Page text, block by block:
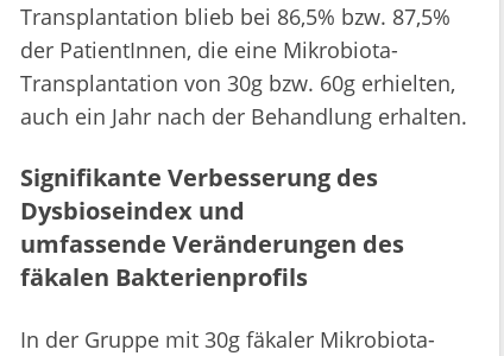
Transplantation blieb bei 86,5% bzw. 87,5%
der PatientInnen, die eine Mikrobiota-
Transplantation von 30g bzw. 60g erhielten,
auch ein Jahr nach der Behandlung erhalten.
Signifikante Verbesserung des
Dysbioseindex und
umfassende Veränderungen des
fäkalen Bakterienprofils
In der Gruppe mit 30g fäkaler Mikrobiota-